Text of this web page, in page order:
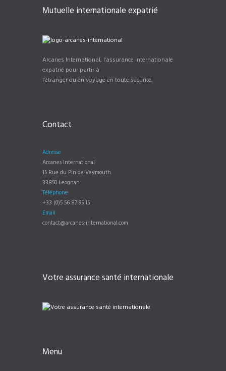
Mutuelle internationale expatrié
Arcanes International, l’assurance internationale
expatrié pour partir à
l’étranger ou en voyage en toute sécurité.
Contact
Adresse
Arcanes International
15 Rue du Pin de Veymouth
33850 Leognan
Téléphone
+33 (0)5 56 87 95 15
Email
contact@arcanes-international.com
Votre assurance santé internationale
Menu